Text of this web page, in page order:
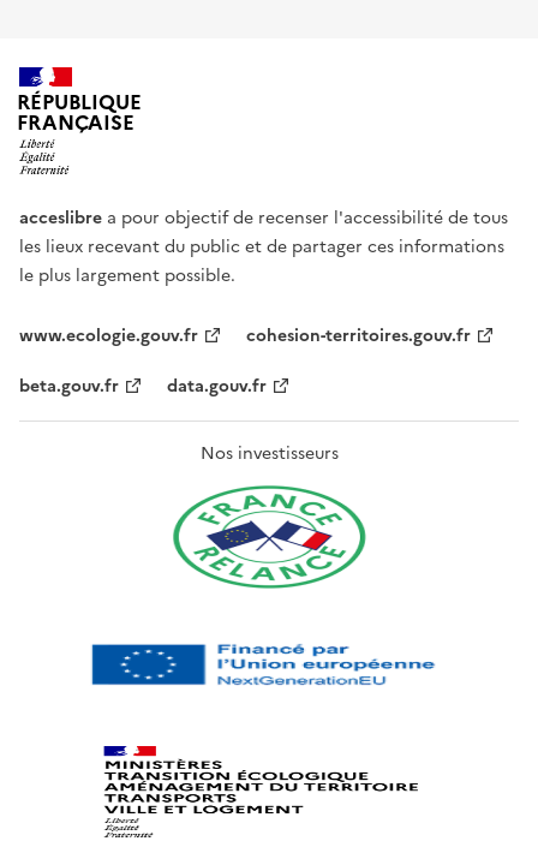
RÉPUBLIQUE
FRANÇAISE
acceslibre a pour objectif de recenser l'accessibilité de tous
les lieux recevant du public et de partager ces informations
le plus largement possible.
www.ecologie.gouv.fr
cohesion-territoires.gouv.fr
beta.gouv.fr
data.gouv.fr
Nos investisseurs